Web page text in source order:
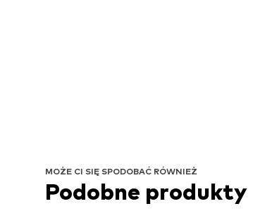
MOŻE CI SIĘ SPODOBAĆ RÓWNIEŻ
Podobne produkty